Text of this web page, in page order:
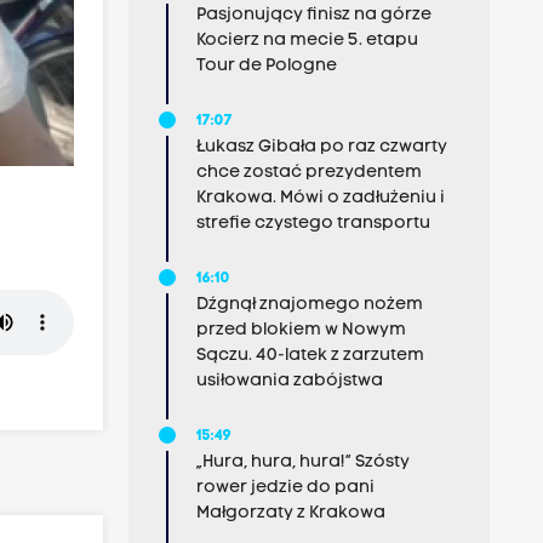
Pasjonujący finisz na górze
Kocierz na mecie 5. etapu
Tour de Pologne
17:07
Łukasz Gibała po raz czwarty
chce zostać prezydentem
Krakowa. Mówi o zadłużeniu i
strefie czystego transportu
16:10
Dźgnął znajomego nożem
przed blokiem w Nowym
Sączu. 40-latek z zarzutem
usiłowania zabójstwa
15:49
„Hura, hura, hura!” Szósty
rower jedzie do pani
Małgorzaty z Krakowa